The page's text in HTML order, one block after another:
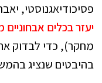
פסיכודיאגנוסטי,
יעזר בכלים
מחקר), כדי לבדוק
בהיבטים שנציג